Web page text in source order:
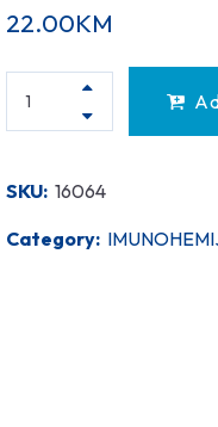
22.00KM
SKU: 16064
Category: